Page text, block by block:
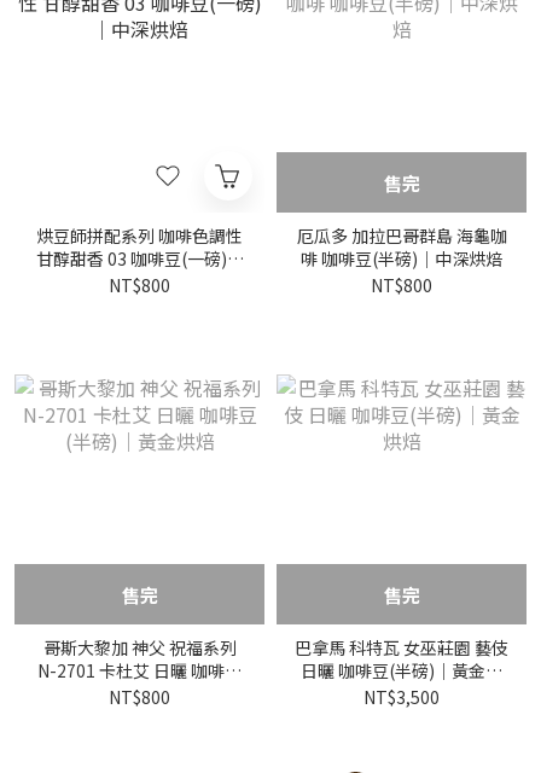
烘豆師拼配系列 咖啡色調性
甘醇甜香 03 咖啡豆(一磅)｜
中深烘焙
NT$800
售完
厄瓜多 加拉巴哥群島 海龜咖
啡 咖啡豆(半磅)｜中深烘焙
NT$800
售完
哥斯大黎加 神父 祝福系列
N-2701 卡杜艾 日曬 咖啡豆
(半磅)｜黃金烘焙
NT$800
售完
巴拿馬 科特瓦 女巫莊園 藝伎
日曬 咖啡豆(半磅)｜黃金烘
焙
NT$3,500